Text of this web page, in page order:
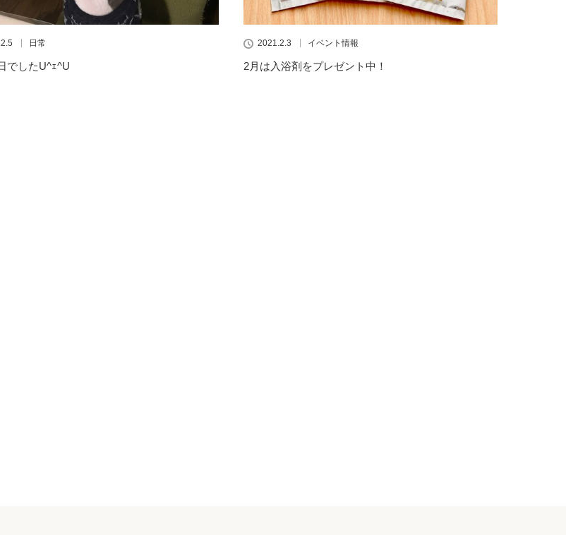
日常
でしたU^ｪ^U
2021.2.3 イベント情報
2月は入浴剤をプレゼント中！